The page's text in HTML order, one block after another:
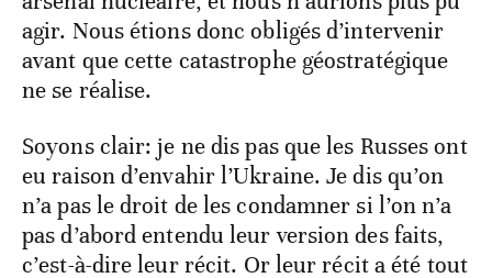
agir. Nous étions donc obligés d’intervenir
avant que cette catastrophe géostratégique
ne se réalise.
Soyons clair: je ne dis pas que les Russes ont
eu raison d’envahir l’Ukraine. Je dis qu’on
n’a pas le droit de les condamner si l’on n’a
pas d’abord entendu leur version des faits,
c’est-à-dire leur récit. Or leur récit a été tout